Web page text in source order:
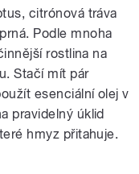
citrónová tráva
Podle mnoha
rostlina na
Stačí mít pár
esenciální olej v
pravidelný úklid
hmyz přitahuje.